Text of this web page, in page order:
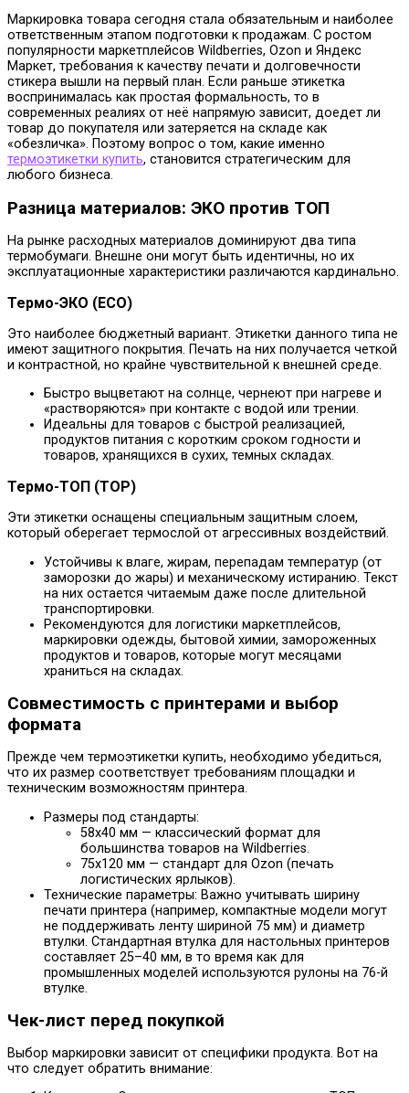
Маркировка товара сегодня стала обязательным и наиболее
ответственным этапом подготовки к продажам. С ростом
популярности маркетплейсов Wildberries, Ozon и Яндекс
Маркет, требования к качеству печати и долговечности
стикера вышли на первый план. Если раньше этикетка
воспринималась как простая формальность, то в
современных реалиях от неё напрямую зависит, доедет ли
товар до покупателя или затеряется на складе как
«обезличка». Поэтому вопрос о том, какие именно
термоэтикетки купить, становится стратегическим для
любого бизнеса.
Разница материалов: ЭКО против ТОП
На рынке расходных материалов доминируют два типа
термобумаги. Внешне они могут быть идентичны, но их
эксплуатационные характеристики различаются кардинально.
Термо-ЭКО (ECO)
Это наиболее бюджетный вариант. Этикетки данного типа не
имеют защитного покрытия. Печать на них получается четкой
и контрастной, но крайне чувствительной к внешней среде.
Быстро выцветают на солнце, чернеют при нагреве и
«растворяются» при контакте с водой или трении.
Идеальны для товаров с быстрой реализацией,
продуктов питания с коротким сроком годности и
товаров, хранящихся в сухих, темных складах.
Термо-ТОП (TOP)
Эти этикетки оснащены специальным защитным слоем,
который оберегает термослой от агрессивных воздействий.
Устойчивы к влаге, жирам, перепадам температур (от
заморозки до жары) и механическому истиранию. Текст
на них остается читаемым даже после длительной
транспортировки.
Рекомендуются для логистики маркетплейсов,
маркировки одежды, бытовой химии, замороженных
продуктов и товаров, которые могут месяцами
храниться на складах.
Совместимость с принтерами и выбор
формата
Прежде чем термоэтикетки купить, необходимо убедиться,
что их размер соответствует требованиям площадки и
техническим возможностям принтера.
Размеры под стандарты:
58х40 мм — классический формат для
большинства товаров на Wildberries.
75х120 мм — стандарт для Ozon (печать
логистических ярлыков).
Технические параметры: Важно учитывать ширину
печати принтера (например, компактные модели могут
не поддерживать ленту шириной 75 мм) и диаметр
втулки. Стандартная втулка для настольных принтеров
составляет 25–40 мм, в то время как для
промышленных моделей используются рулоны на 76-й
втулке.
Чек-лист перед покупкой
Выбор маркировки зависит от специфики продукта. Вот на
что следует обратить внимание: